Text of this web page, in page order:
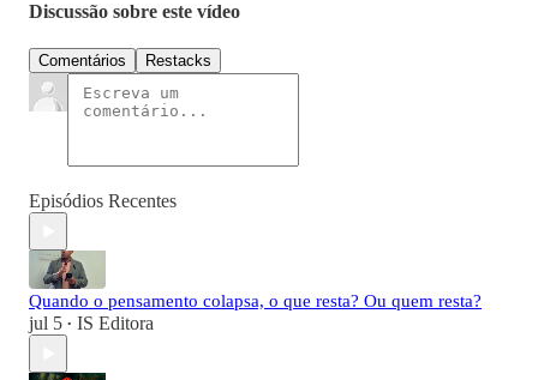
Discussão sobre este vídeo
Comentários Restacks
Episódios Recentes
Quando o pensamento colapsa, o que resta? Ou quem resta?
jul 5 • IS Editora